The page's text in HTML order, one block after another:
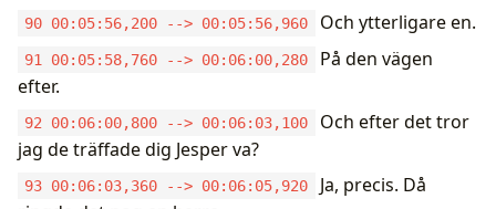
90 00:05:56,200 --> 00:05:56,960 Och ytterligare en.
91 00:05:58,760 --> 00:06:00,280
På den vägen
efter.
92 00:06:00,800 --> 00:06:03,100
Och efter det tror
jag de träffade dig Jesper va?
93 00:06:03,360 --> 00:06:05,920
Ja, precis. Då